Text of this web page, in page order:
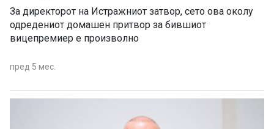
За директорот на Истражниот затвор, сето ова околу
одредениот домашен притвор за бившиот
вицепремиер е произволно
пред 5 мес.